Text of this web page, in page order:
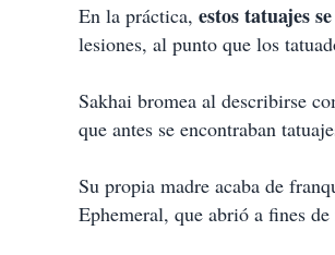
En la práctica, estos tatuajes
lesiones, al punto que los
Sakhai bromea al describirse
que antes se encontraban
Su propia madre acaba de
Ephemeral, que abrió a fines